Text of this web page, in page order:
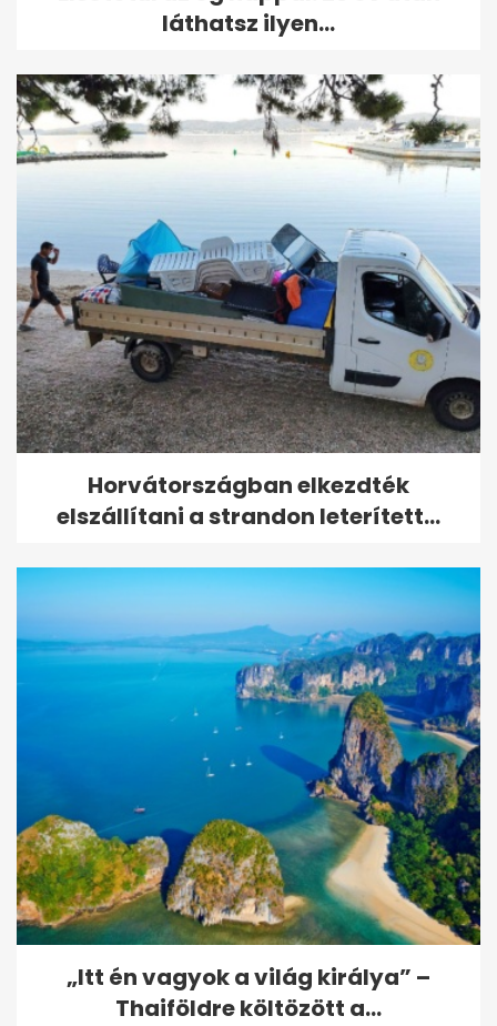
láthatsz ilyen...
Horvátországban elkezdték
elszállítani a strandon leterített...
„Itt én vagyok a világ királya” –
Thaiföldre költözött a...